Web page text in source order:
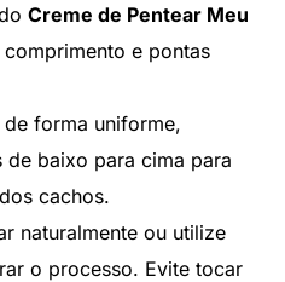
Creme de Pentear Meu
comprimento e pontas
forma uniforme,
de baixo para cima para
cachos.
naturalmente ou utilize
o processo. Evite tocar